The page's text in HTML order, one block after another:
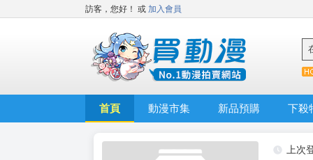
訪客，您好！ 或 加入會員
首頁 動漫市集 新品預購 下殺
上次